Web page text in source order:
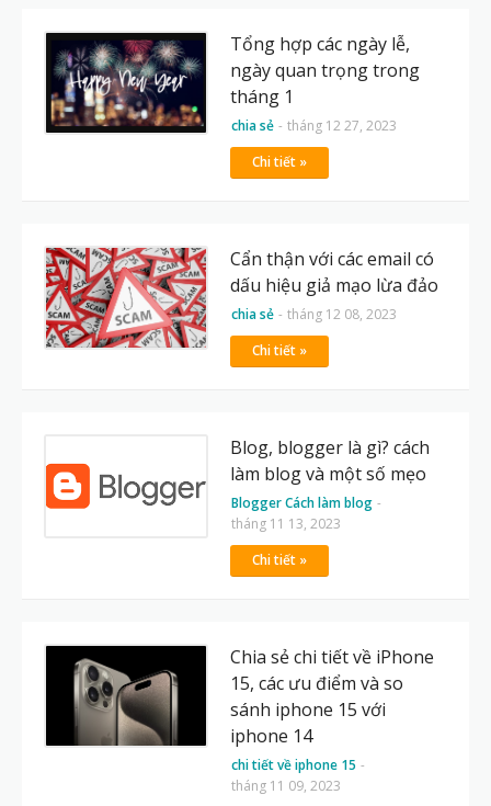
Tổng hợp các ngày lễ,
ngày quan trọng trong
tháng 1
chia sẻ - tháng 12 27, 2023
Chi tiết »
Cẩn thận với các email có
dấu hiệu giả mạo lừa đảo
chia sẻ - tháng 12 08, 2023
Chi tiết »
Blog, blogger là gì? cách
làm blog và một số mẹo
Blogger Cách làm blog -
tháng 11 13, 2023
Chi tiết »
Chia sẻ chi tiết về iPhone
15, các ưu điểm và so
sánh iphone 15 với
iphone 14
chi tiết về iphone 15 -
tháng 11 09, 2023